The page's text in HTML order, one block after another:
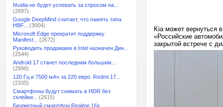
Nvidia не будет успевать за спросом на...
(2897)
Google DeepMind считает, что память типа
HBF...
(3004)
Microsoft Edge прекратит поддержку
Manifest...
(2672)
Руководить продажами в Intel назначен Дин...
(2544)
Android 17 станет последним большим...
(2998)
120 Гц и 7500 мАч за 220 евро. Redmi 17...
(2335)
Смартфоны будут снимать в HDR без
склейки...
(2615)
Бюджетный смартфон Realme 16x
Kia может вернуться
«Российские
закрытой встрече с